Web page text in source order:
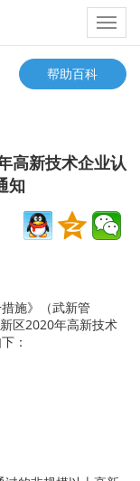
帮助百科
高新技术企业认
知
施》（武新管
区2020年高新技术
：